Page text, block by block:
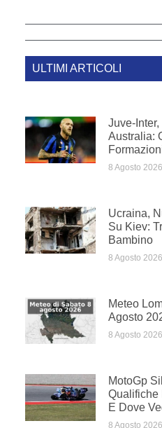
ULTIMI ARTICOLI
Juve-
Australia:
8 Agosto
Ucraina,
Su Kiev:
Bambino
8 Agosto
Meteo
Agosto
8 Agosto
MotoGp
Qualifiche
E Dove
8 Agosto